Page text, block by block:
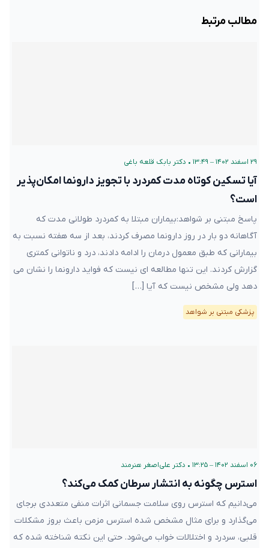
مطالب مرتبط
۲۹ اسفند ۱۴۰۲ – ۱۳:۴۹ • دکتر بابک قلعه‌ باغی
آیا تسکین کوتاه مدت کمردرد با تجویز دارونما امکان‌پذیر
است؟
پاسخ مبتنی بر شواهد:بیماران مبتلا به کمردرد طولانی مدت که
آگاهانه دو بار در روز دارونما مصرف کردند، بعد از سه هفته نسبت به
بیمارانی که طبق معمول درمان را ادامه دادند، درد و ناتوانی کمتری
گزارش کردند. این تنها مطالعه ای نیست که فواید دارونما را نشان می
دهد ولی مشخص نیست که آیا […]
پزشکی مبتنی بر شواهد
۰۶ اسفند ۱۴۰۲ – ۱۳:۲۵ • دکتر علی‌اصغر هنرمند
استرس چگونه به انتشار سرطان کمک می‌کند؟
می‌دانیم که استرس روی سلامت جسمانی‌ اثرات منفی متعددی برجای
می‌گذارد و برای مثال مشخص شده استرس مزمن باعث بروز مشکلات
قلبی، سردرد و اختلالات خواب می‌شود. حتی این نکته شناخته شده که